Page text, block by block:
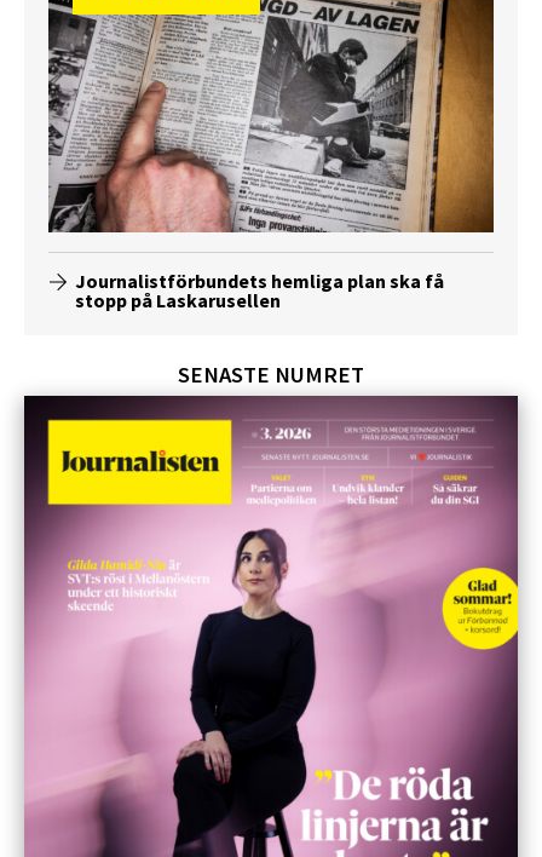
Journalistförbundets hemliga plan ska få
stopp på Laskarusellen
SENASTE NUMRET